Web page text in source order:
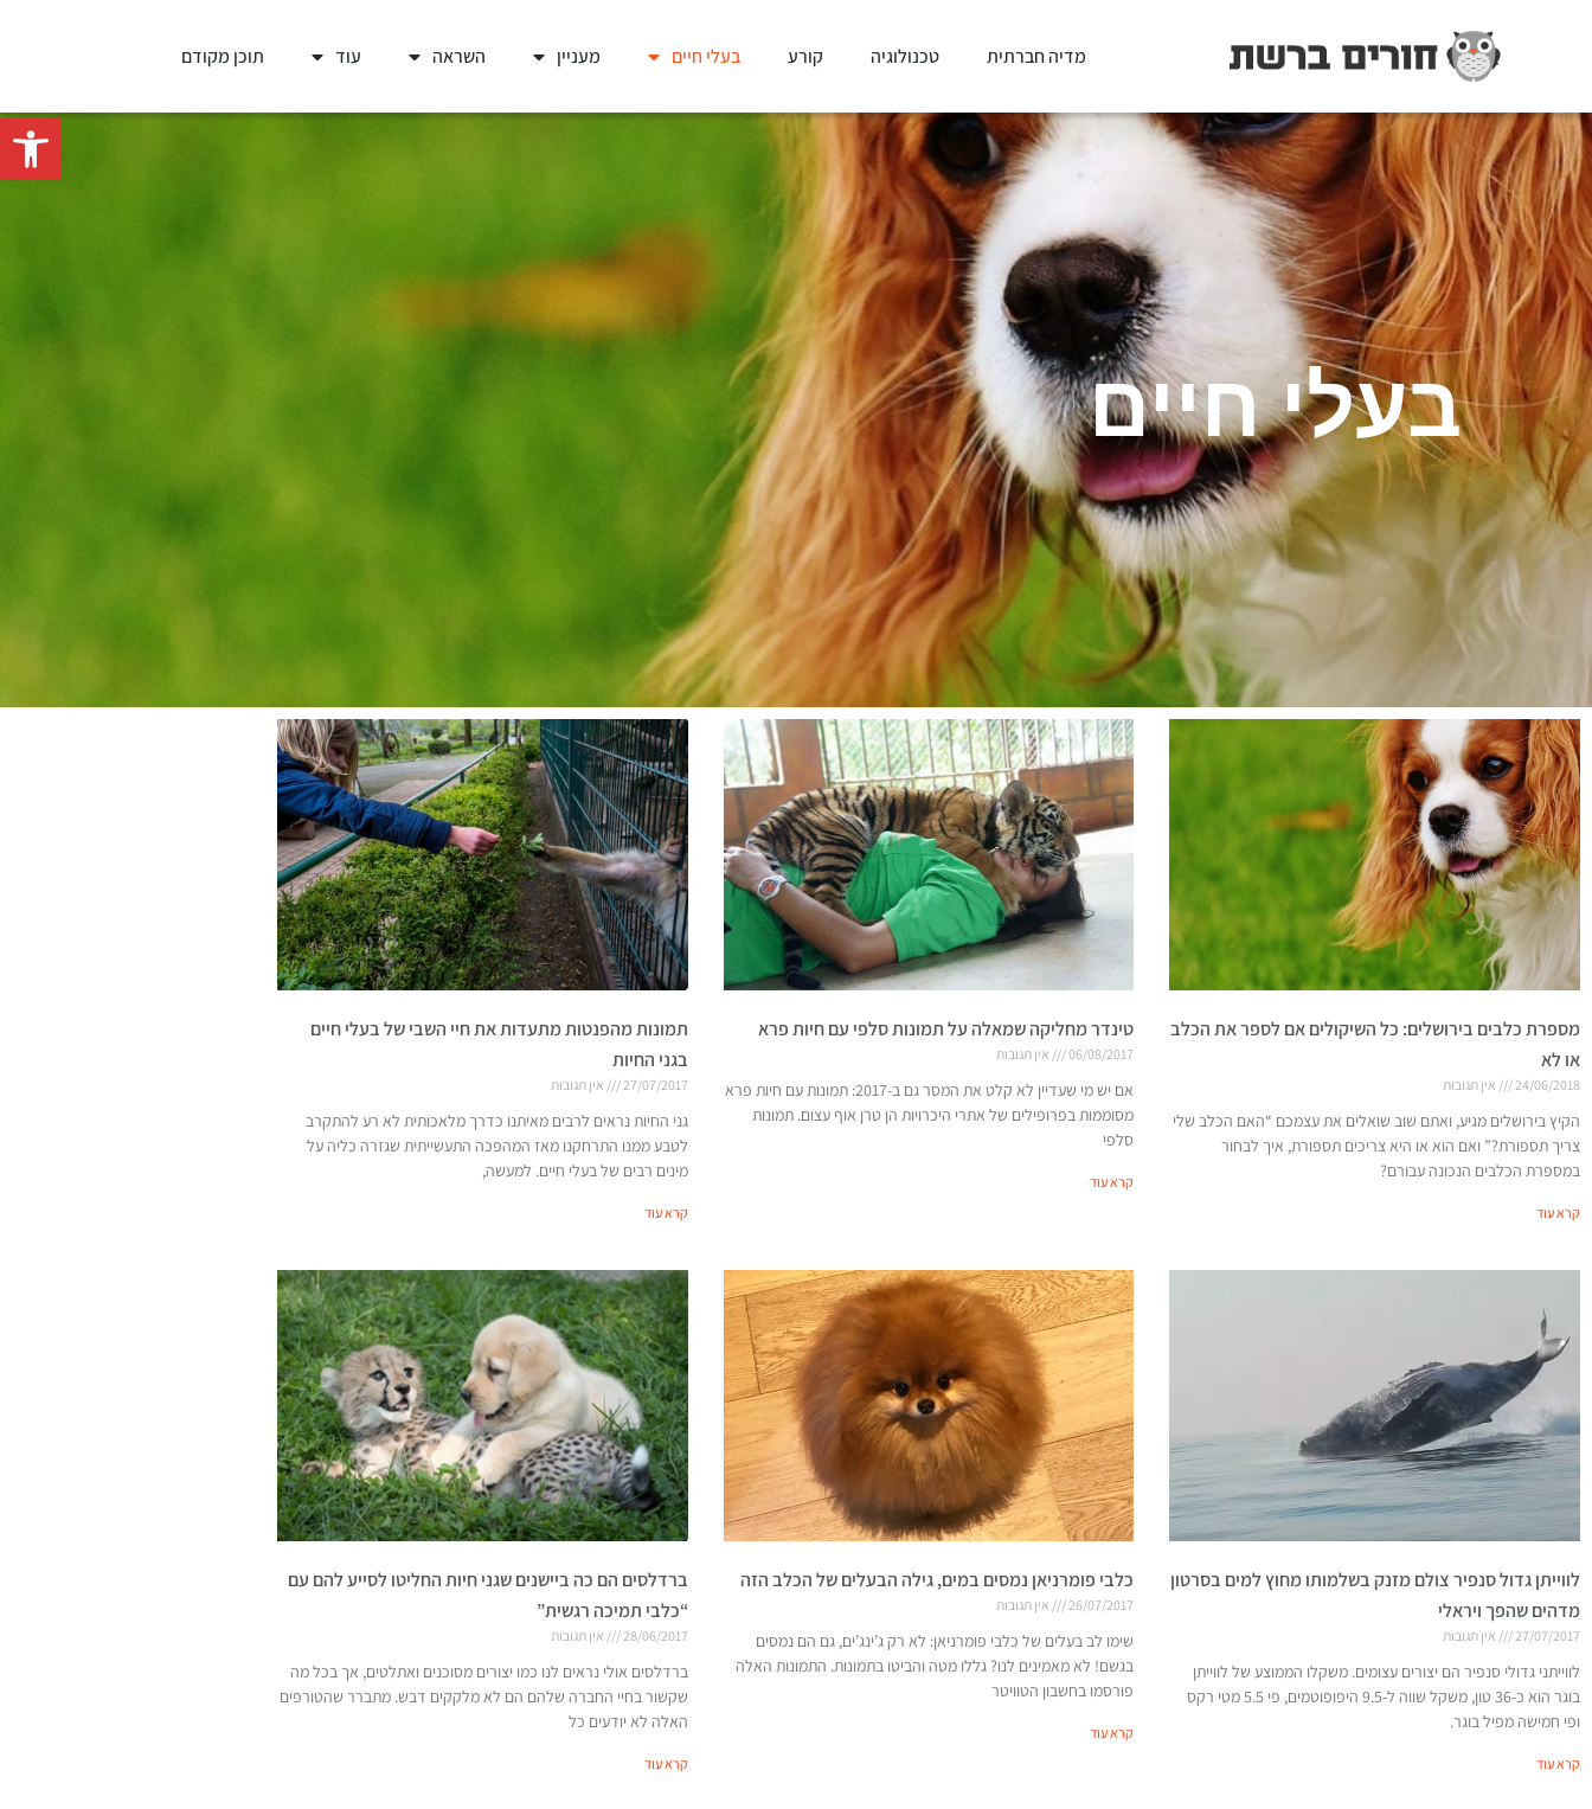
פתח
מדיה חברתית טכנולוגיה קורע בעלי חיים מעניין השראה עוד תוכן מקודם
בעלי חיים
מספרת כלבים בירושלים: כל השיקולים אם לספר את הכלב
או לא
24/06/2018 אין תגובות
הקיץ בירושלים מגיע, ואתם שוב שואלים את עצמכם “האם הכלב שלי
צריך תספורת?” ואם הוא או היא צריכים תספורת, איך לבחור
במספרת הכלבים הנכונה עבורם?
קרא עוד
טינדר מחליקה שמאלה על תמונות סלפי עם חיות פרא
06/08/2017 אין תגובות
אם יש מי שעדיין לא קלט את המסר גם ב-2017: תמונות עם חיות פרא
מסוממות בפרופילים של אתרי היכרויות הן טרן אוף עצום. תמונות
סלפי
קרא עוד
תמונות מהפנטות מתעדות את חיי השבי של בעלי חיים
בגני החיות
27/07/2017 אין תגובות
גני החיות נראים לרבים מאיתנו כדרך מלאכותית לא רע להתקרב
לטבע ממנו התרחקנו מאז המהפכה התעשייתית שגזרה כליה על
מינים רבים של בעלי חיים. למעשה,
קרא עוד
לווייתן גדול סנפיר צולם מזנק בשלמותו מחוץ למים בסרטון
מדהים שהפך ויראלי
27/07/2017 אין תגובות
לווייתני גדולי סנפיר הם יצורים עצומים. משקלו הממוצע של לווייתן
בוגר הוא כ-36 טון, משקל שווה ל-9.5 היפופוטמים, פי 5.5 מטי רקס
ופי חמישה מפיל בוגר.
קרא עוד
כלבי פומרניאן נמסים במים, גילה הבעלים של הכלב הזה
26/07/2017 אין תגובות
שימו לב בעלים של כלבי פומרניאן: לא רק ג’ינג’ים, גם הם נמסים
בגשם! לא מאמינים לנו? גללו מטה והביטו בתמונות. התמונות האלה
פורסמו בחשבון הטוויטר
קרא עוד
ברדלסים הם כה ביישנים שגני חיות החליטו לסייע להם עם
“כלבי תמיכה רגשית”
28/06/2017 אין תגובות
ברדלסים אולי נראים לנו כמו יצורים מסוכנים ואתלטים, אך בכל מה
שקשור בחיי החברה שלהם הם לא מלקקים דבש. מתברר שהטורפים
האלה לא יודעים כל
קרא עוד